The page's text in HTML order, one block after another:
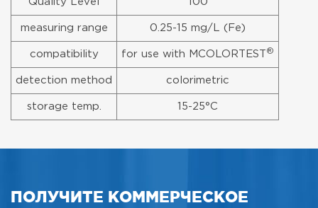
Quality Level 100
measuring range 0.25-15 mg/L (Fe)
compatibility for use with MCOLORTEST ®
detection method colorimetric
storage temp. 15-25°C
ПОЛУЧИТЕ КОММЕРЧЕСКОЕ